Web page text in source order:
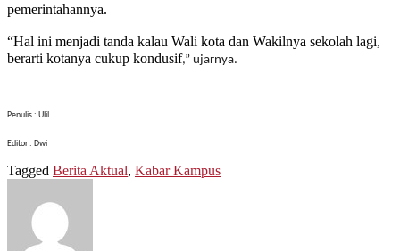
pemerintahannya.
“Hal ini menjadi tanda kalau Wali kota dan Wakilnya sekolah lagi,
berarti kotanya cukup kondusif,” ujarnya.
Penulis : Ulil
Editor : Dwi
Tagged Berita Aktual, Kabar Kampus